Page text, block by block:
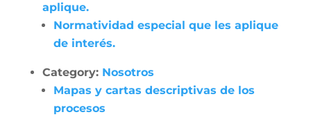
aplique.
Normatividad especial que les aplique
de interés.
Category: Nosotros
Mapas y cartas descriptivas de los
procesos